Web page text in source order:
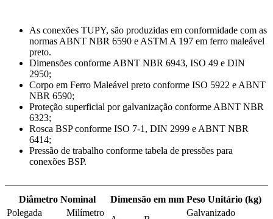
As conexões TUPY, são produzidas em conformidade com as
normas ABNT NBR 6590 e ASTM A 197 em ferro maleável
preto.
Dimensões conforme ABNT NBR 6943, ISO 49 e DIN
2950;
Corpo em Ferro Maleável preto conforme ISO 5922 e ABNT
NBR 6590;
Proteção superficial por galvanização conforme ABNT NBR
6323;
Rosca BSP conforme ISO 7-1, DIN 2999 e ABNT NBR
6414;
Pressão de trabalho conforme tabela de pressões para
conexões BSP.
Diâmetro Nominal Dimensão em mm Peso Unitário (kg)
Polegada
Milímetro
Galvanizado